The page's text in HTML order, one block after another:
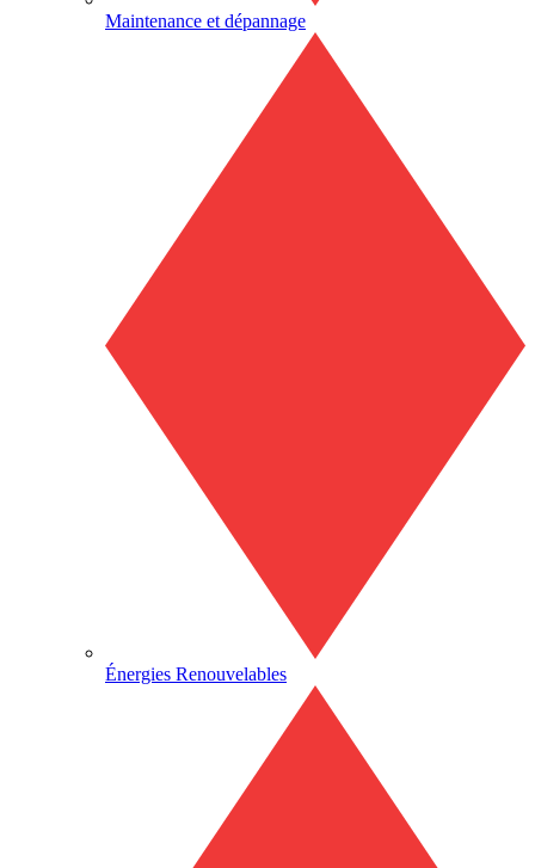
Maintenance et dépannage
Énergies Renouvelables